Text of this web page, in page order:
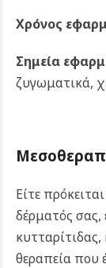
Χρόνος
Σημεία
ζυγωματικά,
Είτε
δέρματός σας,
θεραπεία που